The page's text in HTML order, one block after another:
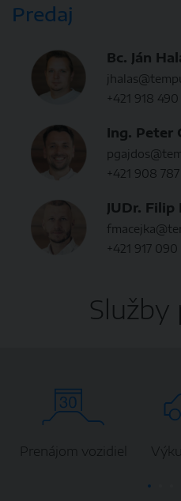
Predaj
Bc. Ján
+421 918 490
Ing. Peter
+421 908
JUDr. Filip
+421 917 090
Služby
Prenájom vozidiel